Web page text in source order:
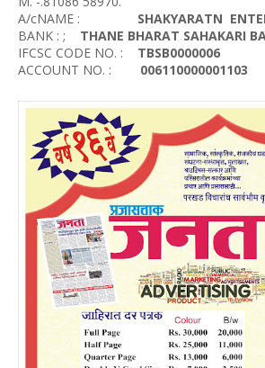
A/cNAME : SHAKYARATN
BANK : ; THANE BHARAT SAHAKARI
IFCSC CODE NO. : TBSB0000006
ACCOUNT NO. : 006110000001103